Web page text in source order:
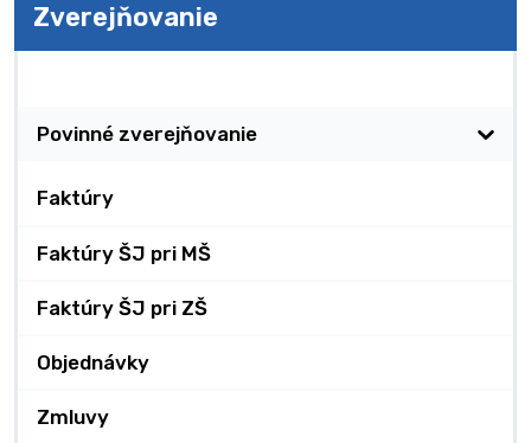
Zverejňovanie
Povinné zverejňovanie
Faktúry
Faktúry ŠJ pri MŠ
Faktúry ŠJ pri ZŠ
Objednávky
Zmluvy